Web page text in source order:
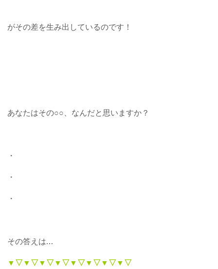
がその差を生み出しているのです！
あなたはその○○、なんだと思いますか？
・
・
・
その答えは…
▼▽▼▽▼▽▼▽▼▽▼▽▼▽▼▽